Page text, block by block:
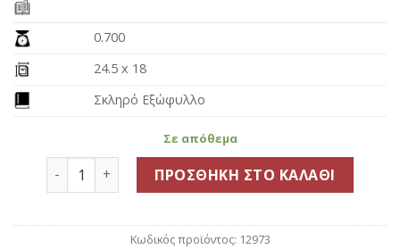
0.700
24.5 x 18
Σκληρό Εξώφυλλο
Σε απόθεμα
Ημερολόγιο 2026 ~ Ιερά Μεγίστη Μονή
ΠΡΟΣΘΉΚΗ ΣΤΟ ΚΑΛΆΘΙ
Κωδικός προϊόντος: 12973